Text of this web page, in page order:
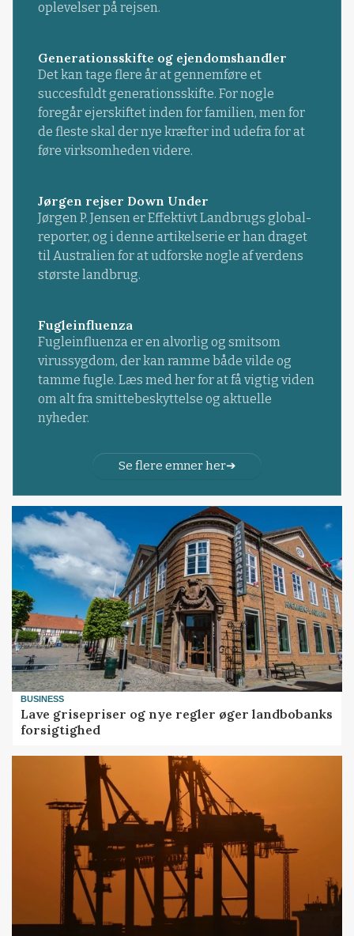
oplevelser på rejsen.
Generationsskifte og ejendomshandler
Det kan tage flere år at gennemføre et
succesfuldt generationsskifte. For nogle
foregår ejerskiftet inden for familien, men for
de fleste skal der nye kræfter ind udefra for at
føre virksomheden videre.
Jørgen rejser Down Under
Jørgen P. Jensen er Effektivt Landbrugs global-
reporter, og i denne artikelserie er han draget
til Australien for at udforske nogle af verdens
største landbrug.
Fugleinfluenza
Fugleinfluenza er en alvorlig og smitsom
virussygdom, der kan ramme både vilde og
tamme fugle. Læs med her for at få vigtig viden
om alt fra smittebeskyttelse og aktuelle
nyheder.
Se flere emner her
BUSINESS
Lave grisepriser og nye regler øger landbobanks
forsigtighed